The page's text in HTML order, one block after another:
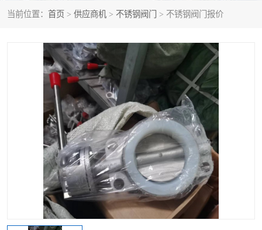
当前位置： 首页 > 供应商机 > 不锈钢阀门 > 不锈钢阀门报价
不锈钢角钢 不锈钢加工
不锈钢板 不锈钢工业方管
不锈钢封头 不锈钢法兰
不锈钢阀门 不锈钢槽钢
不锈钢扁钢